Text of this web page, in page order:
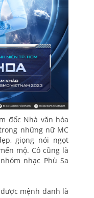
đốc Nhà văn hóa
những nữ MC
giọng nói ngọt
mộ. Cô cũng là
nhạc Phù Sa
mệnh danh là